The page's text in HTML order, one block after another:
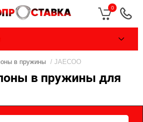
0
в пружины / JAECOO
в пружины для